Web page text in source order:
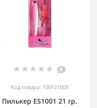
0
Код товара: 100121003
Пилькер ES1001 21 гр.